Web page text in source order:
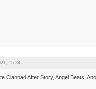
15:34.
Clannad After Story, Angel Beats,